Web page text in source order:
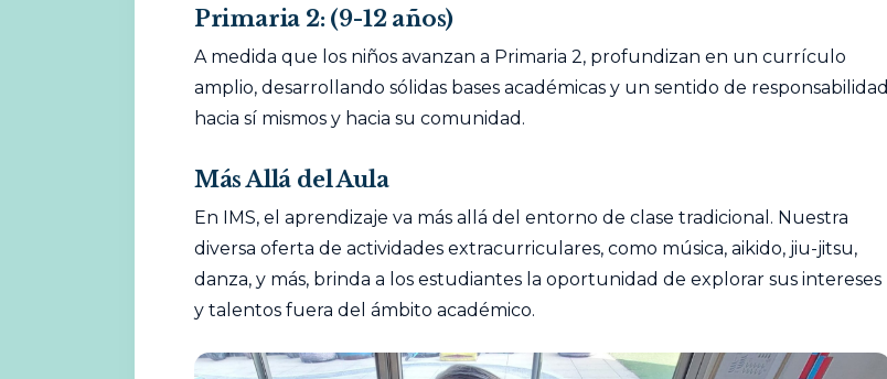
Primaria 2: (9-12 años)
A medida que los niños avanzan a Primaria 2, profundizan en un currículo
amplio, desarrollando sólidas bases académicas y un sentido de responsabilidad
hacia sí mismos y hacia su comunidad.
Más Allá del Aula
En IMS, el aprendizaje va más allá del entorno de clase tradicional. Nuestra
diversa oferta de actividades extracurriculares, como música, aikido, jiu-jitsu,
danza, y más, brinda a los estudiantes la oportunidad de explorar sus intereses
y talentos fuera del ámbito académico.